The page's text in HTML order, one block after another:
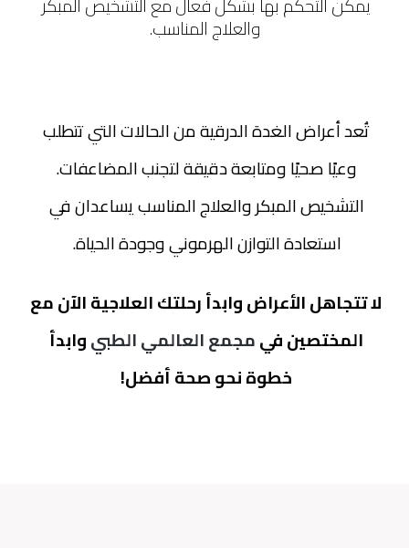
والعلاج المناسب.
استعادة التوازن الهرموني وجودة الحياة.
المختصين في مجمع العالمي الطبي
خطوة نحو صحة أفضل!